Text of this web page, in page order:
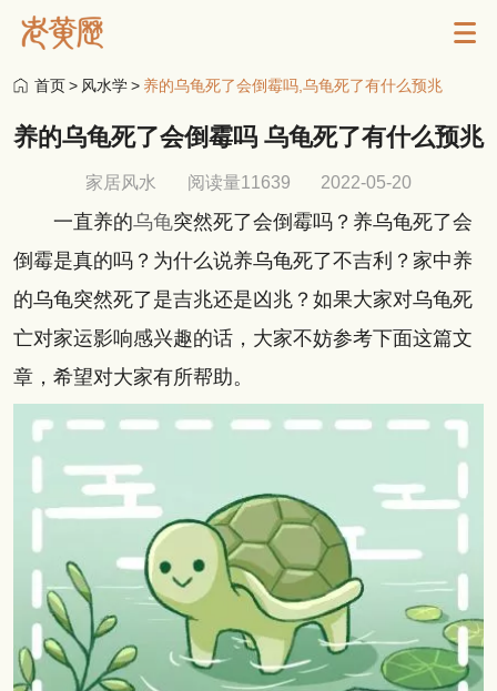
首页> 风水学> 养的乌龟死了会倒霉吗,乌龟死了有什么预兆
养的乌龟死了会倒霉吗 乌龟死了有什么预兆
家居风水 阅读量11639 2022-05-20
一直养的乌龟突然死了会倒霉吗？养乌龟死了会
倒霉是真的吗？为什么说养乌龟死了不吉利？家中养
的乌龟突然死了是吉兆还是凶兆？如果大家对乌龟死
亡对家运影响感兴趣的话，大家不妨参考下面这篇文
章，希望对大家有所帮助。